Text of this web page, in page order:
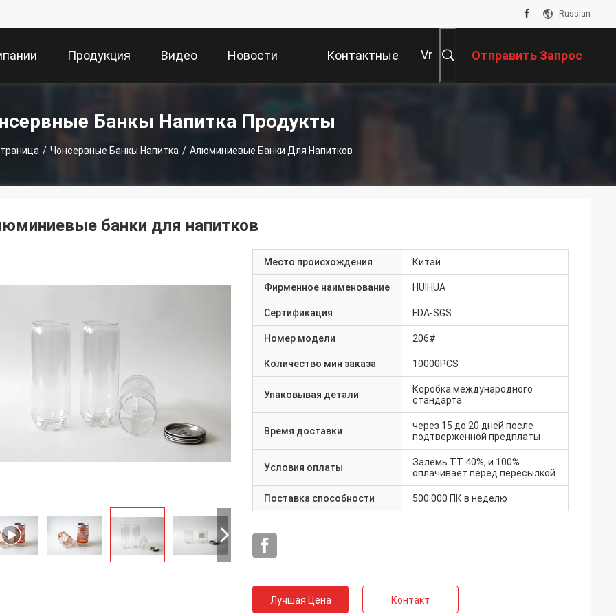
Russian
Продукция Видео Новости Контактные Vr Отправить Запрос
Банкы Напитка Продукты
/ Чонсервные Банкы Напитка / Алюминиевые Банки Для Напитков
банки для напитков
Место происхождения Китай
Фирменное наименование HUIHUA
Сертификация FDA-SGS
Номер модели 206#
Количество мин заказа 10000PCS
Упаковывая детали
Коробка международного
стандарта
Время доставки
через 15 до 20 дней после
подтверженной предплаты
Условия оплаты
Залемь TT 40%, и 100%
оплачивает перед пересылкой
Поставка способности 500 000 ПК в неделю
Лучшая Цена Контакт